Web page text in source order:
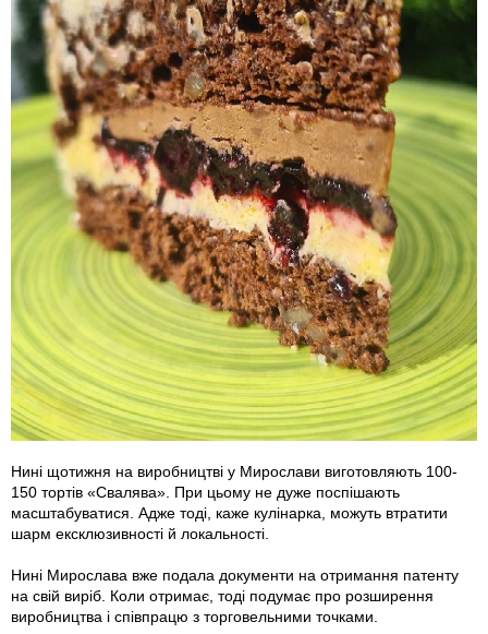
Нині щотижня на виробництві у Мирослави виготовляють 100-
150 тортів «Свалява». При цьому не дуже поспішають
масштабуватися. Адже тоді, каже кулінарка, можуть втратити
шарм ексклюзивності й локальності.
Нині Мирослава вже подала документи на отримання патенту
на свій виріб. Коли отримає, тоді подумає про розширення
виробництва і співпрацю з торговельними точками.